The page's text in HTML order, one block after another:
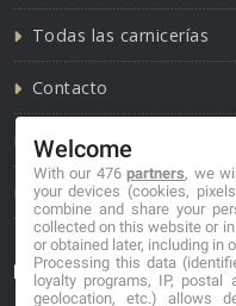
Todas las carnicerías
Contacto
Política de cookies
Política de privacidad
Información de
Welcome
With our 476partners, we
your devices (cookies,
combine and share your
collected on this website or
or obtained later, including in
Processing this data
loyalty programs, IP, postal
geolocation, etc.) allows